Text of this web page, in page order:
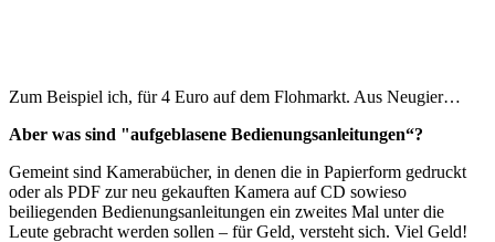
Zum Beispiel ich, für 4 Euro auf dem Flohmarkt. Aus Neugier…
Aber was sind "aufgeblasene Bedienungsanleitungen“?
Gemeint sind Kamerabücher, in denen die in Papierform gedruckt
oder als PDF zur neu gekauften Kamera auf CD sowieso
beiliegenden Bedienungsanleitungen ein zweites Mal unter die
Leute gebracht werden sollen – für Geld, versteht sich. Viel Geld!